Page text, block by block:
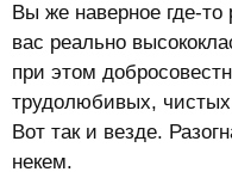
Вы же наверное где-то
вас реально
при этом
трудолюбивых,
Вот так и везде.
некем.